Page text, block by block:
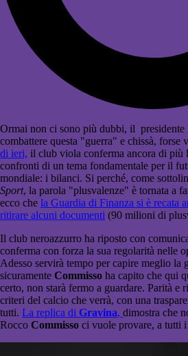
Ormai non ci sono più dubbi, il presidente
combattere questa "guerra" e chissà, forse
di ieri, il club viola conferma ancora di più
confronti di un tema fondamentale per il
mondiale: i bilanci. Si perché, come
Sport, la parola "plusvalenze" è tornata a
ecco che la Guardia di Finanza si è recata
ritirare alcuni documenti (90 milioni di
Il club neroazzurro ha riposto con
conferma con forza la sua regolarità nelle
Adesso servirà tempo per capire meglio la
sicuramente Commisso ha capito che qui
certo, non starà fermo a guardare. Parità e
criteri del calcio che verrà, con una
tutti. La replica di Gravina, dimostra che
Rocco Commisso ci vuole provare, a tutti i